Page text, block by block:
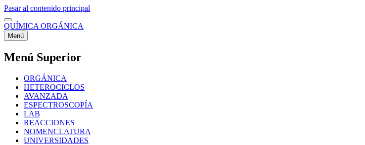
Pasar al contenido principal
QUÍMICA ORGÁNICA
Menú
Menú Superior
ORGÁNICA
HETEROCICLOS
AVANZADA
ESPECTROSCOPÍA
LAB
REACCIONES
NOMENCLATURA
UNIVERSIDADES